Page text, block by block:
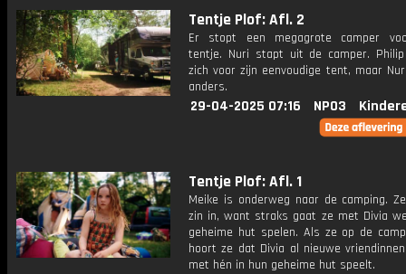
Tentje Plof: Afl. 2
Er stopt een megagrote camper
tentje. Nuri stapt uit de camper.
zich voor zijn eenvoudige tent, maar
anders.
29-04-2025 07:16 NPO3
Tentje Plof: Afl. 1
Meike is onderweg naar de camping.
zin in, want straks gaat ze met Divia
geheime hut spelen. Als ze op de
hoort ze dat Divia al nieuwe
met hén in hun geheime hut speelt.